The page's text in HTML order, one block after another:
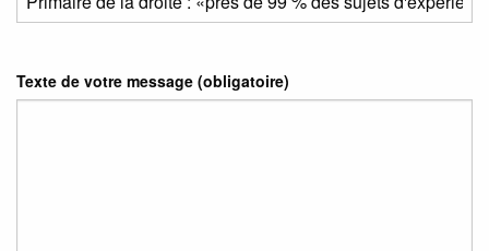
Texte de votre message (obligatoire)